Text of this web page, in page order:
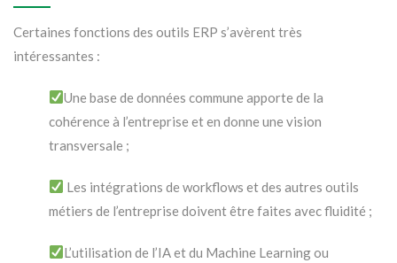
Certaines fonctions des outils ERP s’avèrent très
intéressantes :
Une base de données commune apporte de la
cohérence à l’entreprise et en donne une vision
transversale ;
Les intégrations de workflows et des autres outils
métiers de l’entreprise doivent être faites avec fluidité ;
L’utilisation de l’IA et du Machine Learning ou